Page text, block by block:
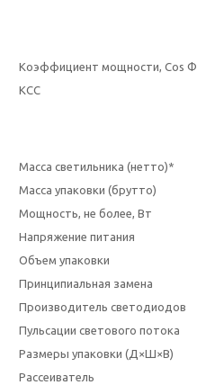
Коэффициент мощности, Cos Φ
КСС
Масса светильника (нетто)*
Масса упаковки (брутто)
Мощность, не более, Вт
Напряжение питания
Объем упаковки
Принципиальная замена
Производитель светодиодов
Пульсации светового потока
Размеры упаковки (Д×Ш×В)
Рассеиватель